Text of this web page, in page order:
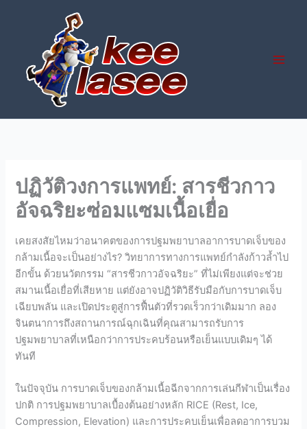
ปฏิวัติวงการแพทย์: สารชีวกาว
อัจฉริยะซ่อมแซมเนื้อเยื่อ
เคยสงสัยไหมว่าอนาคตของการปฐมพยาบาลอาการบาดเจ็บของ
กล้ามเนื้อจะเป็นอย่างไร? วิทยาการทางการแพทย์กำลังก้าวล้ำไป
อีกขั้น ด้วยนวัตกรรม “สารชีวกาวอัจฉริยะ” ที่ไม่เพียงแต่จะช่วย
สมานเนื้อเยื่อที่เสียหาย แต่ยังอาจปฏิวัติวิธีรับมือกับการบาดเจ็บ
เฉียบพลัน และเปิดประตูสู่การฟื้นตัวที่รวดเร็วกว่าเดิมมาก ลอง
จินตนาการถึงสถานการณ์ฉุกเฉินที่คุณสามารถรับการ
ปฐมพยาบาลที่เหนือกว่าการประคบร้อนหรือเย็นแบบเดิมๆ ได้
ทันที
ในปัจจุบัน การบาดเจ็บของกล้ามเนื้อฉีกจากการเล่นกีฬาเป็นเรื่อง
ปกติ การปฐมพยาบาลเบื้องต้นอย่างหลัก RICE (Rest, Ice,
Compression, Elevation) และการประคบเย็นเพื่อลดอาการบวม